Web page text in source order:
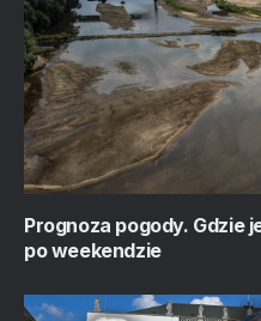
Prognoza pogody. Gdzie
po weekendzie